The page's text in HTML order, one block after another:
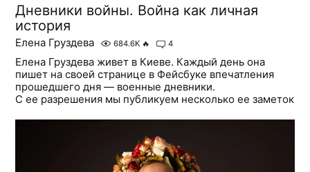
Дневники войны. Война как личная
история
Елена Груздева 684.6K 🔥 4
Елена Груздева живет в Киеве. Каждый день она
пишет на своей странице в Фейсбуке впечатления
прошедшего дня — военные дневники.
С ее разрешения мы публикуем несколько ее заметок